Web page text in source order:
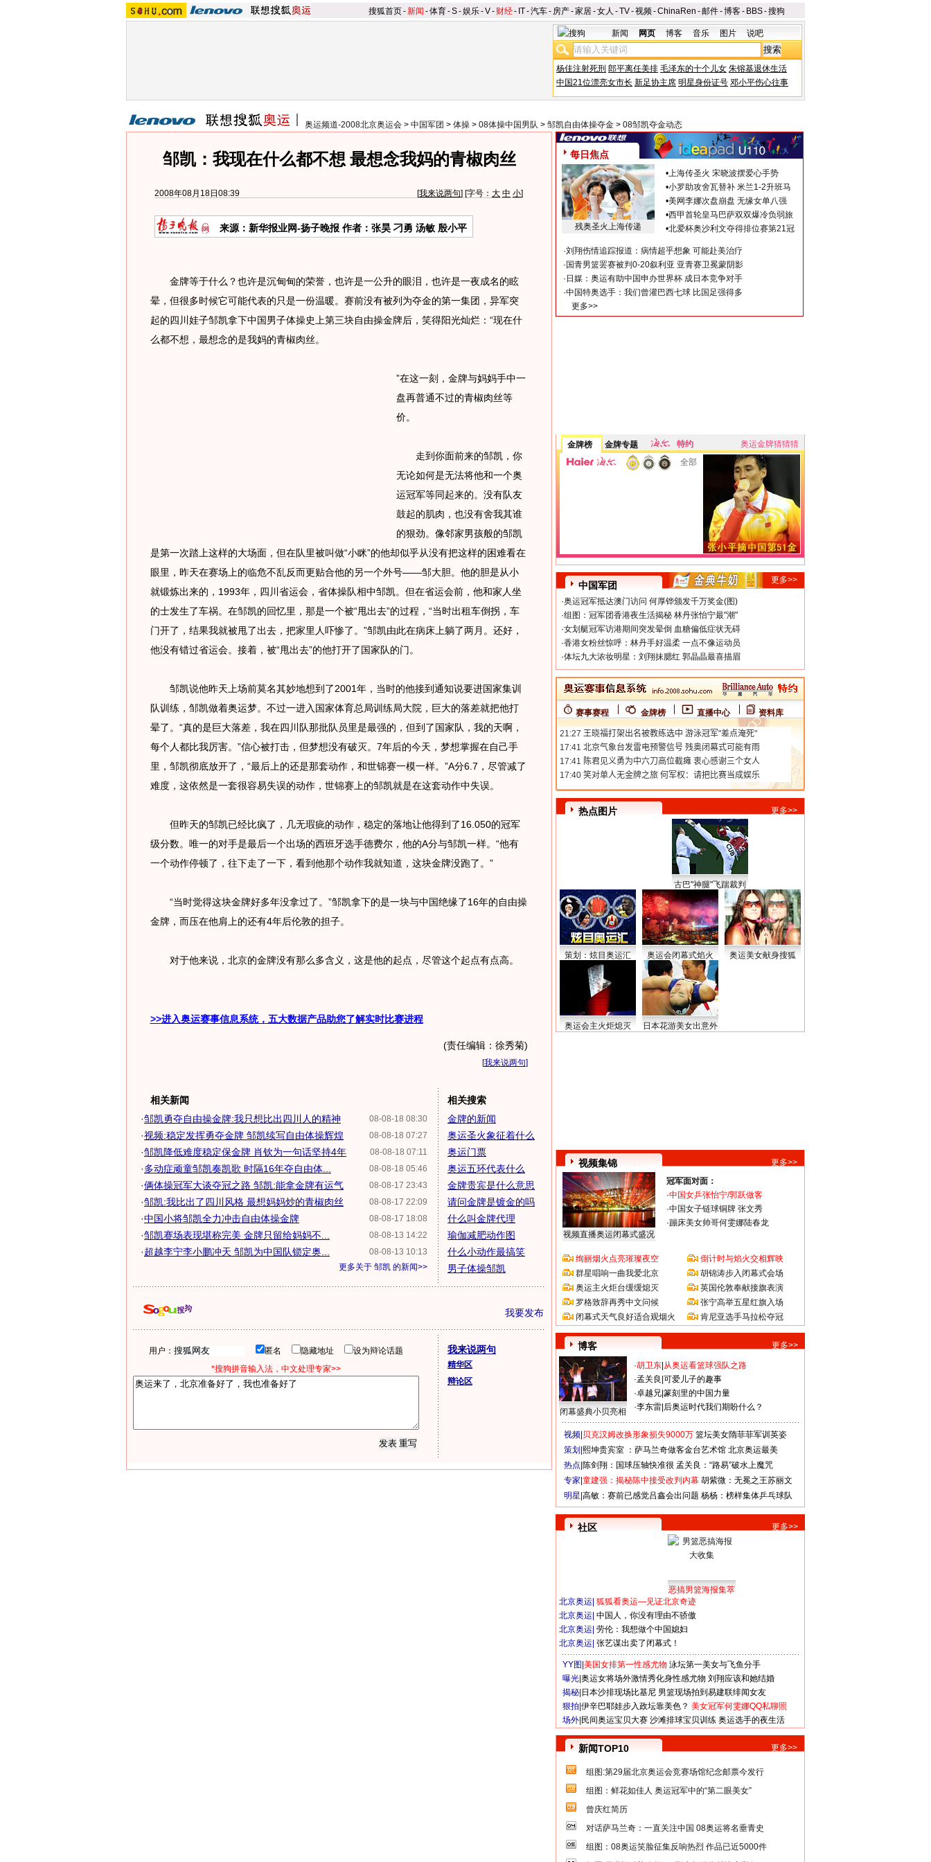
搜狐首页-新闻 -体育-S-娱乐-V- 财经- IT-汽车- 房产-家居-女人 -TV-视频-ChinaRen -邮件-博客- BBS-搜狗
新闻 网页 博客 音乐 图片 说吧
杨佳注射死刑 郎平离任美排 毛泽东的十个儿女 朱镕基退休生活
中国21位漂亮女市长 新足协主席 明星身份证号 邓小平伤心往事
奥运频道-2008北京奥运会 > 中国军团 > 体操 > 08体操中国男队 > 邹凯自由体操夺金 > 08邹凯夺金动态
邹凯：我现在什么都不想 最想念我妈的青椒肉丝
2008年08月18日08:39 [我来说两句] [字号： 大 中 小]
来源：新华报业网-扬子晚报 作者：张昊 刁勇 汤敏 殷小平
金牌等于什么？也许是沉甸甸的荣誉，也许是一公升的眼泪，也许是一夜成名的眩
晕，但很多时候它可能代表的只是一份温暖。赛前没有被列为夺金的第一集团，异军突
起的四川娃子邹凯拿下中国男子体操史上第三块自由操金牌后，笑得阳光灿烂：“现在什
么都不想，最想念的是我妈的青椒肉丝。
”在这一刻，金牌与妈妈手中一
盘再普通不过的青椒肉丝等
价。
走到你面前来的邹凯，你
无论如何是无法将他和一个奥
运冠军等同起来的。没有队友
鼓起的肌肉，也没有舍我其谁
的狠劲。像邻家男孩般的邹凯
是第一次踏上这样的大场面，但在队里被叫做“小眯”的他却似乎从没有把这样的困难看在
眼里，昨天在赛场上的临危不乱反而更贴合他的另一个外号——邹大胆。他的胆是从小
就锻炼出来的，1993年，四川省运会，省体操队相中邹凯。但在省运会前，他和家人坐
的士发生了车祸。在邹凯的回忆里，那是一个被“甩出去”的过程，“当时出租车倒拐，车
门开了，结果我就被甩了出去，把家里人吓惨了。”邹凯由此在病床上躺了两月。还好，
他没有错过省运会。接着，被“甩出去”的他打开了国家队的门。
邹凯说他昨天上场前莫名其妙地想到了2001年，当时的他接到通知说要进国家集训
队训练，邹凯做着奥运梦。不过一进入国家体育总局训练局大院，巨大的落差就把他打
晕了。“真的是巨大落差，我在四川队那批队员里是最强的，但到了国家队，我的天啊，
每个人都比我厉害。”信心被打击，但梦想没有破灭。7年后的今天，梦想掌握在自己手
里，邹凯彻底放开了，“最后上的还是那套动作，和世锦赛一模一样。”A分6.7，尽管减了
难度，这依然是一套很容易失误的动作，世锦赛上的邹凯就是在这套动作中失误。
但昨天的邹凯已经比疯了，几无瑕疵的动作，稳定的落地让他得到了16.050的冠军
级分数。唯一的对手是最后一个出场的西班牙选手德费尔，他的A分与邹凯一样。“他有
一个动作停顿了，往下走了一下，看到他那个动作我就知道，这块金牌没跑了。”
“当时觉得这块金牌好多年没拿过了。”邹凯拿下的是一块与中国绝缘了16年的自由操
金牌，而压在他肩上的还有4年后伦敦的担子。
对于他来说，北京的金牌没有那么多含义，这是他的起点，尽管这个起点有点高。
>>进入奥运赛事信息系统，五大数据产品助您了解实时比赛进程
(责任编辑：徐秀菊)
[我来说两句]
相关新闻
08-08-18 08:30
·邹凯勇夺自由操金牌:我只想比出四川人的精神
08-08-18 07:27
·视频:稳定发挥勇夺金牌 邹凯续写自由体操辉煌
08-08-18 07:11
·邹凯降低难度稳定保金牌 肖钦为一句话坚持4年
08-08-18 05:46
·多动症顽童邹凯奏凯歌 时隔16年夺自由体...
08-08-17 23:43
·俩体操冠军大谈夺冠之路 邹凯:能拿金牌有运气
08-08-17 22:09
·邹凯:我比出了四川风格 最想妈妈炒的青椒肉丝
08-08-17 18:08
·中国小将邹凯全力冲击自由体操金牌
08-08-13 14:22
·邹凯赛场表现堪称完美 金牌只留给妈妈不...
08-08-13 10:13
·超越李宁李小鹏冲天 邹凯为中国队锁定奥...
更多关于 邹凯 的新闻>>
相关搜索
金牌的新闻
奥运圣火象征着什么
奥运门票
奥运五环代表什么
金牌贵宾是什么意思
请问金牌是镀金的吗
什么叫金牌代理
瑜伽减肥动作图
什么小动作最搞笑
男子体操邹凯
我要发布
用户： 匿名 隐藏地址
设为辩论话题
*搜狗拼音输入法，中文处理专家>>
我来说两句
精华区
辩论区
每日焦点
残奥圣火上海传递
•上海传圣火 宋晓波摆爱心手势
•小罗助攻舍瓦替补 米兰1-2升班马
•美网李娜次盘崩盘 无缘女单八强
•西甲首轮皇马巴萨双双爆冷负弱旅
•北爱杯奥沙利文夺得排位赛第21冠
·刘翔伤情追踪报道：病情超乎想象 可能赴美治疗
· 国青男篮罢赛被判0-20叙利亚 亚青赛卫冕蒙阴影
· 日媒：奥运有助中国申办世界杯 成日本竞争对手
·中国特奥选手：我们曾灌巴西七球 比国足强得多
更多>>
金牌榜 金牌专题 特约
奥运金牌猜猜猜
全部
中国军团
更多>>
·奥运冠军抵达澳门访问 何厚铧颁发千万奖金(图)
·组图：冠军团香港夜生活揭秘 林丹张怡宁最"潮"
·女划艇冠军访港期间突发晕倒 血糖偏低症状无碍
·香港女粉丝惊呼：林丹手好温柔 一点不像运动员
·体坛九大浓妆明星：刘翔抹腮红 郭晶晶最喜描眉
赛事赛程 金牌榜 直播中心 资料库
热点图片 更多>>
古巴"神腿"飞踹裁判
策划：炫目奥运汇 奥运会闭幕式焰火 奥运美女献身搜狐
奥运会主火炬熄灭 日本花游美女出意外
视频集锦 更多>>
视频直播奥运闭幕式盛况
冠军面对面：
·中国女乒张怡宁/郭跃做客
·中国女子链球铜牌 张文秀
·蹦床美女帅哥何雯娜陆春龙
绚丽烟火点亮璀璨夜空
群星唱响一曲我爱北京
奥运主火炬台缓缓熄灭
罗格致辞再秀中文问候
闭幕式天气良好适合观烟火
倒计时与焰火交相辉映
胡锦涛步入闭幕式会场
英国伦敦奉献接旗表演
张宁高举五星红旗入场
肯尼亚选手马拉松夺冠
博客 更多>>
闭幕盛典小贝亮相
·胡卫东 从奥运看篮球强队之路
·孟关良 可爱儿子的趣事
·卓越兄 篆刻里的中国力量
·李东雷 后奥运时代我们期盼什么？
视频| 贝克汉姆改换形象损失9000万 篮坛美女隋菲菲军训英姿
策划| 熙坤贵宾室 ：萨马兰奇做客金台艺术馆 北京奥运最美
热点| 陈剑翔：国球压轴快准很 孟关良：“路易”破水上魔咒
专家| 童建强：揭秘陈中接受改判内幕 胡紫微：无冕之王苏丽文
明星| 高敏：赛前已感觉吕鑫会出问题 杨杨：榜样集体乒乓球队
社区 更多>>
恶搞男篮海报集萃
北京奥运 狐狐看奥运—见证北京奇迹
北京奥运 中国人，你没有理由不骄傲
北京奥运 劳伦：我想做个中国媳妇
北京奥运 张艺谋出卖了闭幕式！
YY图| 美国女排第一性感尤物 泳坛第一美女与飞鱼分手
曝光| 奥运女将场外激情秀化身性感尤物 刘翔应该和她结婚
揭秘| 日本沙排现场比基尼 男篮现场拍到易建联绯闻女友
狠拍| 伊辛巴耶娃步入政坛靠美色？ 美女冠军何雯娜QQ私聊照
场外| 民间奥运宝贝大赛 沙滩排球宝贝训练 奥运选手的夜生活
新闻TOP10 更多>>
组图:第29届北京奥运会竞赛场馆纪念邮票今发行
组图：鲜花如佳人 奥运冠军中的“第二眼美女”
曾庆红简历
对话萨马兰奇：一直关注中国 08奥运将名垂青史
组图：08奥运笑脸征集反响热烈 作品已近5000件